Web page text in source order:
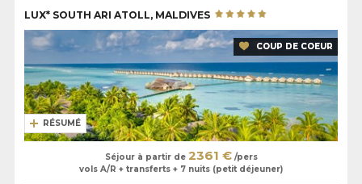
LUX* SOUTH ARI ATOLL, MALDIVES
COUP DE COEUR
RÉSUMÉ
Séjour à partir de 2361 €/pers
vols A/R + transferts + 7 nuits (petit déjeuner)